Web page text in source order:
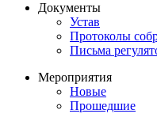
Документы
Устав
Протоколы
Письма
Мероприятия
Новые
Прошедшие